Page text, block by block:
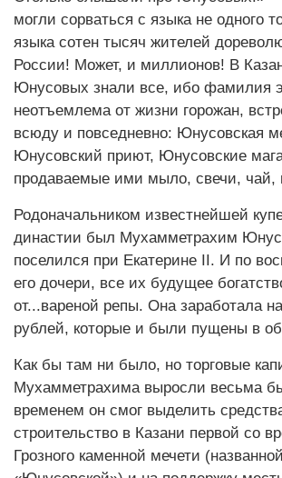
могли сорваться с языка не одного
языка сотен тысяч жителей
России! Может, и миллионов! В
Юнусовых знали все, ибо фамилия
неотъемлема от жизни горожан,
всюду и повседневно: Юнусовская
Юнусовский приют, Юнусовские
продаваемые ими мыло, свечи, чай,
Родоначальником известнейшей
династии был Мухамметрахим
поселился при Екатерине II. И по
его дочери, все их будущее
от...вареной репы. Она заработала
рублей, которые и были пущены в
Как бы там ни было, но торговые
Мухамметрахима выросли весьма
временем он смог выделить
строительство в Казани первой со
Грозного каменной мечети